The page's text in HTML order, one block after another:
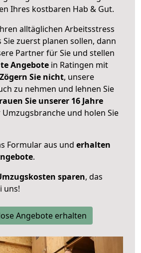
Ihres kostbaren Hab & Gut.
alltäglichen Arbeitsstress
Sie zuerst planen sollen, dann
Partner für Sie und stellen
Angebote in Ratingen mit
Zögern Sie nicht, unsere
zu nehmen und lehnen Sie
Sie unserer 16 Jahre
Umzugsbranche und holen Sie
Formular aus und erhalten
.
sparen, das
uns!
Angebote erhalten